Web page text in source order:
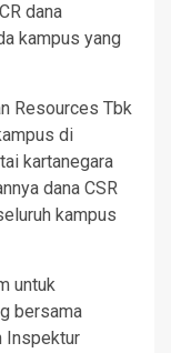
dana
kampus yang
Resources Tbk
di
kartanegara
dana CSR
kampus
untuk
bersama
Inspektur